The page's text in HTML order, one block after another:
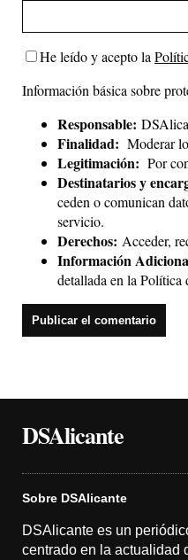
He leído y acepto la
Información básica sobre
Responsable:
Finalidad: Moderar
Legitimación: Por
Destinatarios y
ceden o comunican
servicio.
Derechos: Acceder,
Información
detallada en la Política
DSAlicante
Sobre DSAlicante
DSAlicante es un
centrado en la actualidad